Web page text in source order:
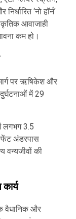
‘नो हॉर्न’
आवाजाही
कम हो।
पर ऋषिकेश और
में 29
लगभग 3.5
अंडरपास
वन्यजीवों की
वैधानिक और